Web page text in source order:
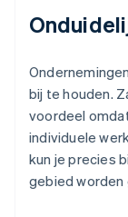
bij te houden.
voordeel
individuele
kun je precies
gebied worden